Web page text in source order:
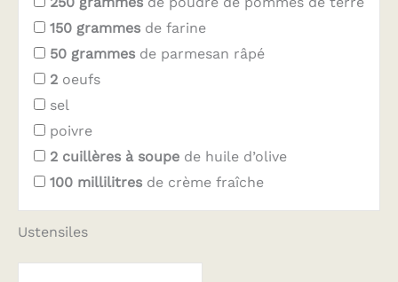
150 grammes de farine
50 grammes de parmesan râpé
2 oeufs
sel
poivre
2 cuillères à soupe de huile d’olive
100 millilitres de crème fraîche
Ustensiles